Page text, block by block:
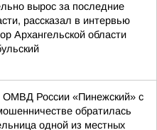
вырос за последние
рассказал в интервью
Архангельской области
ОМВД России «Пинежский» с
обратилась
одной из местных